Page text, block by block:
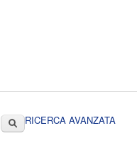
CercaRICERCA AVANZATA